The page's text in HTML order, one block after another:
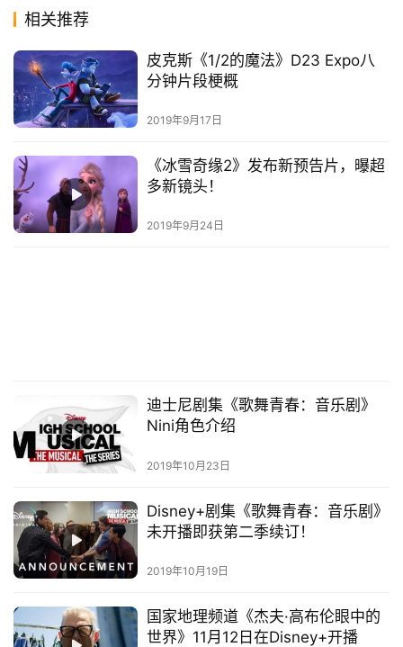
播
客
微
博
相关推荐
皮克斯《1/2的魔法》D23 Expo八
分钟片段梗概
2019年9月17日
《冰雪奇缘2》发布新预告片，曝超
多新镜头！
2019年9月24日
迪士尼剧集《歌舞青春：音乐剧》
Nini角色介绍
2019年10月23日
Disney+剧集《歌舞青春：音乐剧》
未开播即获第二季续订！
2019年10月19日
国家地理频道《杰夫·高布伦眼中的
世界》11月12日在Disney+开播